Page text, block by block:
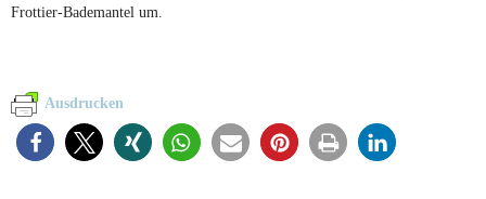
Frottier-Bademantel um.
Ausdrucken